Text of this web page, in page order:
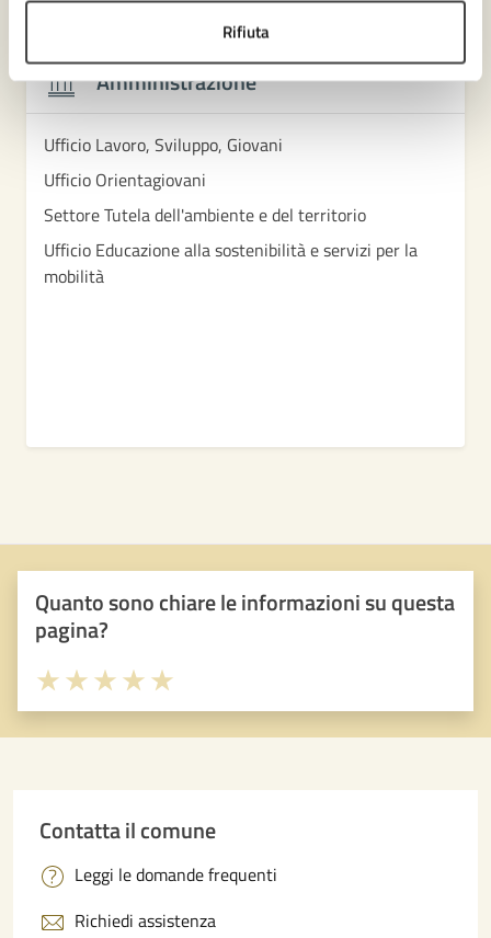
Rifiuta
Amministrazione
Ufficio Lavoro, Sviluppo, Giovani
Ufficio Orientagiovani
Settore Tutela dell'ambiente e del territorio
Ufficio Educazione alla sostenibilità e servizi per la
mobilità
Quanto sono chiare le informazioni su questa
pagina?
Valuta 5 stelle su 5
Valuta 4 stelle su 5
Valuta 3 stelle su 5
Valuta 2 stelle su 5
Valuta 1 stelle su 5
Contatta il comune
Leggi le domande frequenti
Richiedi assistenza